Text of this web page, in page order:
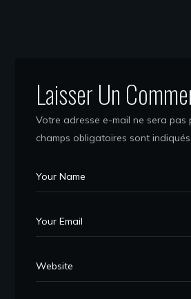
Laisser Un
Votre adresse e-mail ne sera pas
champs obligatoires sont